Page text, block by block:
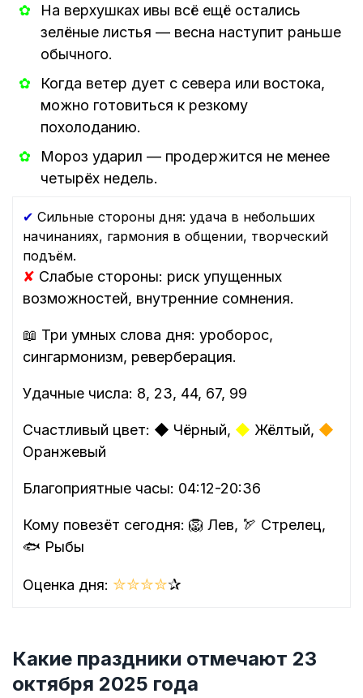
На верхушках ивы всё ещё остались
зелёные листья — весна наступит раньше
обычного.
Когда ветер дует с севера или востока,
можно готовиться к резкому
похолоданию.
Мороз ударил — продержится не менее
четырёх недель.
✔ Сильные стороны дня: удача в небольших
начинаниях, гармония в общении, творческий
подъём.
✘ Слабые стороны: риск упущенных
возможностей, внутренние сомнения.
📖 Три умных слова дня: уроборос,
сингармонизм, реверберация.
Удачные числа: 8, 23, 44, 67, 99
Счастливый цвет: ◆ Чёрный, ◆ Жёлтый, ◆
Оранжевый
Благоприятные часы: 04:12-20:36
Кому повезёт сегодня: 🦁 Лев, 🏹 Стрелец,
🐟 Рыбы
Оценка дня: ✮✮✮✮✰
Какие праздники отмечают 23
октября 2025 года